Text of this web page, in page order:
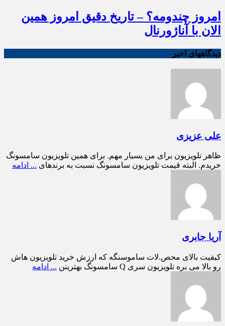
امروز چندومه؟ – تاریخ دقیق امروز همین
الان با آناژورنال
دیدگاههای اخیر
علی عزیزی
ظاهر تلویزیون برای من بسیار مهم. برای همین تلویزیون سامسونگ
خریدم. البته قیمت تلویزیون سامسونگ نسبت به برندهای ... ادامه
آریا جابری
کیفیت بالای محص.لات ساموسنگه که ارزش خرید تلویزیون هاش
رو بالا می بره تلویزیون سری Q سامسونگ بهترینن
... ادامه